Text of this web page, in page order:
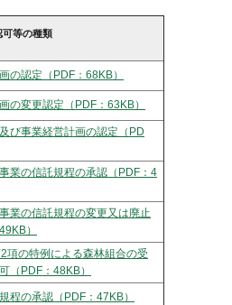
可等の種類
の認定（PDF：68KB）
の変更認定（PDF：63KB）
び事業経営計画の認定（PD
業の信託規程の承認（PDF：4
業の信託規程の変更又は廃止
）
項の特例による森林組合の受
（PDF：48KB）
程の承認（PDF：47KB）